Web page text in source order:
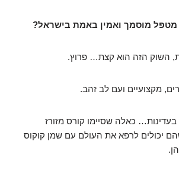
מטפל מוסמך ואמין באמת בישראל?
השוק הזה הוא קצת… פרוץ.
מקצועיים ועם לב זהב.
כאלה שסיימו קורס מזורז
יכולים לרפא את העולם עם שמן קוקוס